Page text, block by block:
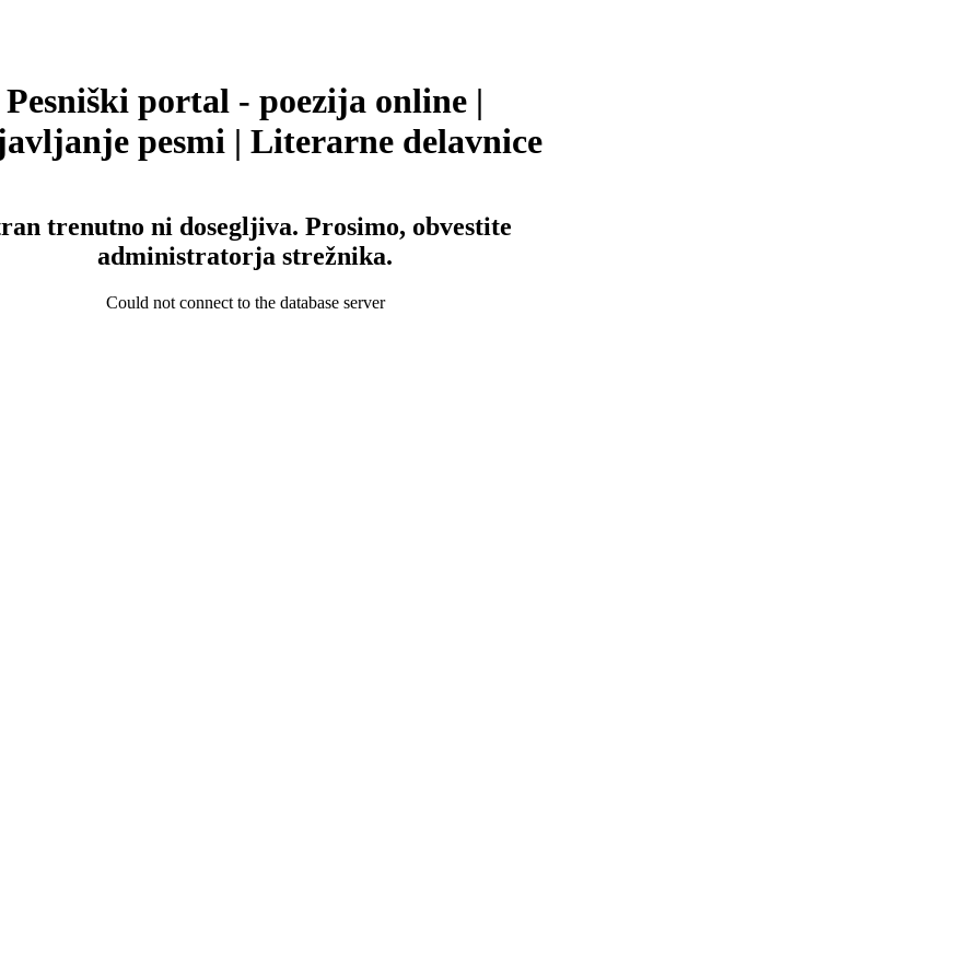
Pesniški portal - poezija online |
pesmi | Literarne delavnice
trenutno ni dosegljiva. Prosimo, obvestite
administratorja strežnika.
Could not connect to the database server